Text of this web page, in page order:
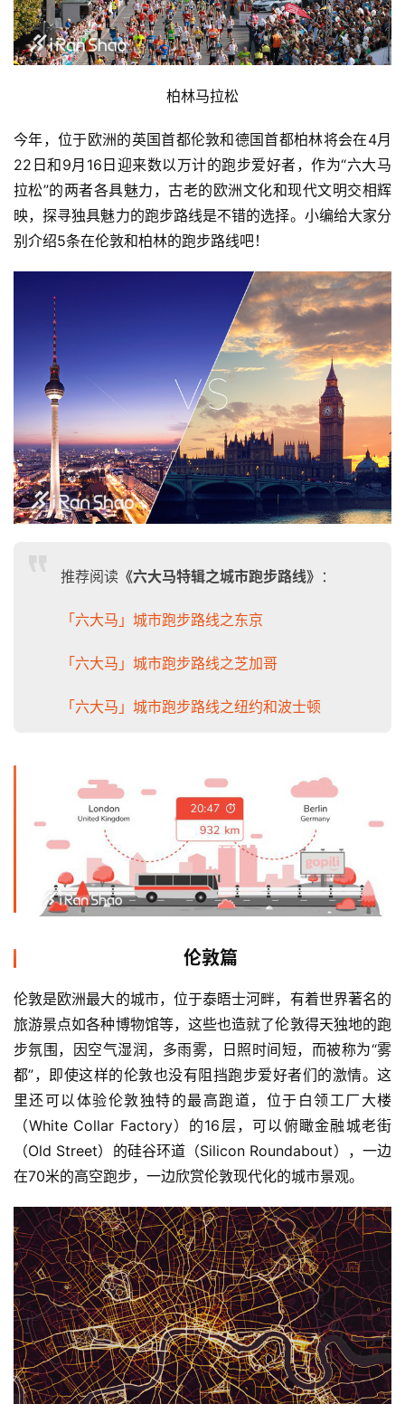
柏林马拉松
今年，位于欧洲的英国首都伦敦和德国首都柏林将会在4月
22日和9月16日迎来数以万计的跑步爱好者，作为“六大马
拉松”的两者各具魅力，古老的欧洲文化和现代文明交相辉
映，探寻独具魅力的跑步路线是不错的选择。小编给大家分
别介绍5条在伦敦和柏林的跑步路线吧！
推荐阅读 《六大马特辑之城市跑步路线》 ：
「六大马」城市跑步路线之东京
「六大马」城市跑步路线之芝加哥
「六大马」城市跑步路线之纽约和波士顿
伦敦篇
伦敦是欧洲最大的城市，位于泰晤士河畔，有着世界著名的
旅游景点如各种博物馆等，这些也造就了伦敦得天独地的跑
步氛围，因空气湿润，多雨雾，日照时间短，而被称为“雾
都”，即使这样的伦敦也没有阻挡跑步爱好者们的激情。这
里还可以体验伦敦独特的最高跑道，位于白领工厂大楼
（White Collar Factory）的16层，可以俯瞰金融城老街
（Old Street）的硅谷环道（Silicon Roundabout），一边
在70米的高空跑步，一边欣赏伦敦现代化的城市景观。